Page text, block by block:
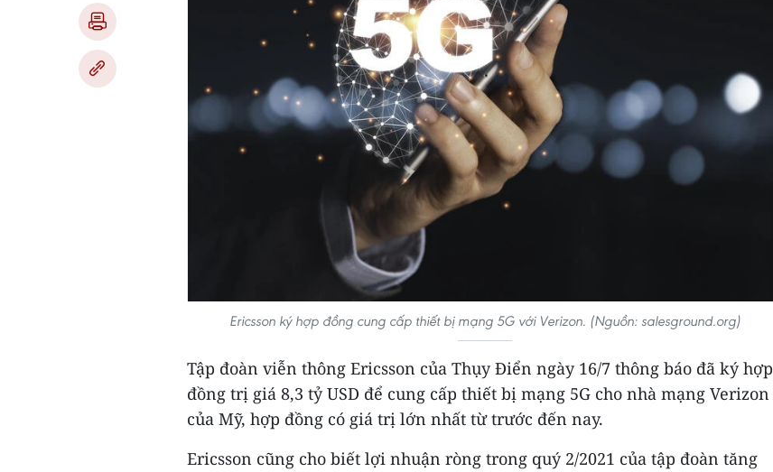
Ericsson ký hợp đồng cung cấp thiết bị mạng 5G với Verizon. (Nguồn: salesground.org)
Tập đoàn viễn thông Ericsson của Thụy Điển ngày 16/7 thông báo đã ký hợp
đồng trị giá 8,3 tỷ USD để cung cấp thiết bị mạng 5G cho nhà mạng Verizon
của Mỹ, hợp đồng có giá trị lớn nhất từ trước đến nay.
Ericsson cũng cho biết lợi nhuận ròng trong quý 2/2021 của tập đoàn tăng